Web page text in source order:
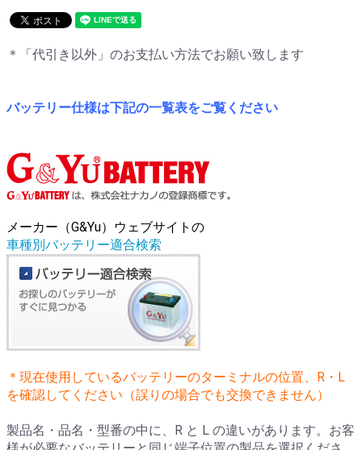
＊「代引き以外」のお支払い方法でお願い致します
バッテリー仕様は下記の一覧表をご覧ください
メーカー（G&Yu）ウェブサイトの
車種別バッテリー適合検索
＊現在使用しているバッテリーのターミナルの位置、R・L
を確認してください（誤りの場合でも交換できません）
製品名・品名・型番の中に、R と L の違いがあります。お客